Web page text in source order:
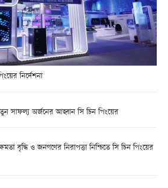
নির্দেশনা
অর্জনের আহ্বান সি চিন পিংয়ের
বৃদ্ধি ও জনগণের নিরাপত্তা নিশ্চিতে সি চিন পিংয়ের